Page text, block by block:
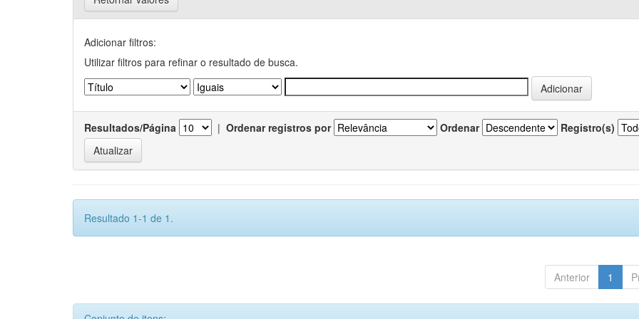
Adicionar filtros:
Utilizar filtros para refinar o resultado de busca.
Resultados/Página | Ordenar registros por Ordenar Registro(s)
Resultado 1-1 de 1.
Anterior 1